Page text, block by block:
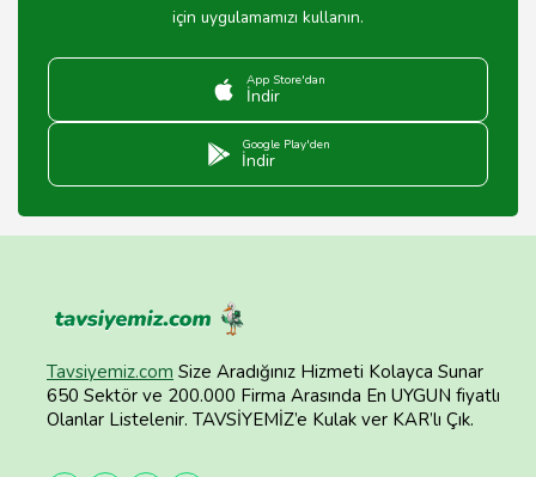
için uygulamamızı kullanın.
App Store'dan
İndir
Google Play'den
İndir
Tavsiyemiz.com Size Aradığınız Hizmeti Kolayca Sunar
650 Sektör ve 200.000 Firma Arasında En UYGUN fiyatlı
Olanlar Listelenir. TAVSİYEMİZ’e Kulak ver KAR’lı Çık.